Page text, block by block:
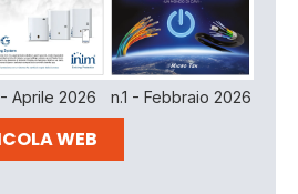
Aprile 2026 n.1 - Febbraio 2026
WEB